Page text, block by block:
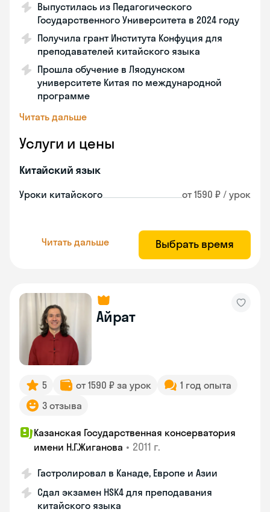
Выпустилась из Педагогического
Государственного Университета в 2024 году
Получила грант Института Конфуция для
преподавателей китайского языка
Прошла обучение в Ляодунском
университете Китая по международной
программе
Читать дальше
Услуги и цены
Китайский язык
Уроки китайского от 1590 ₽ / урок
Читать дальше Выбрать время
Айрат
5 от 1590 ₽ за урок
1 год опыта
3 отзыва
Казанская Государственная консерватория
имени Н.Г.Жиганова • 2011 г.
Гастролировал в Канаде, Европе и Азии
Сдал экзамен HSK4 для преподавания
китайского языка